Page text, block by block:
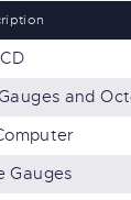
and
Gauges